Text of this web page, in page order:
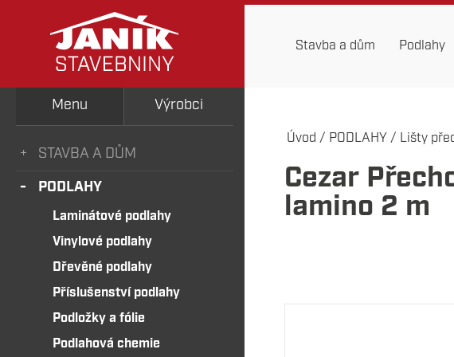
Stavba a dům Podlahy
Menu Výrobci
STAVBA A DŮM
PODLAHY
Laminátové podlahy
Vinylové podlahy
Dřevěné podlahy
Příslušenství podlahy
Podložky a fólie
Podlahová chemie
Úvod / PODLAHY / Lišty
Cezar
lamino 2 m